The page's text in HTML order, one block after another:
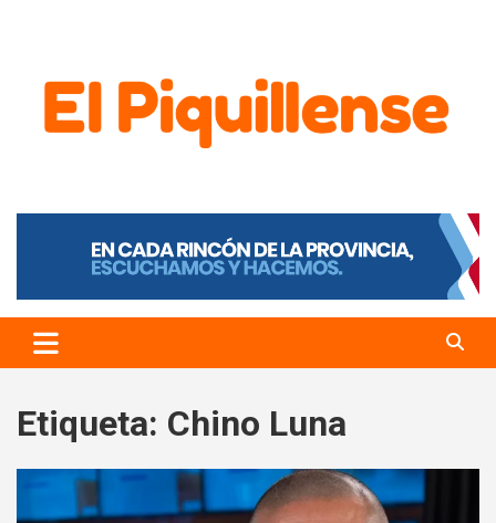
El Piquillense
Etiqueta: Chino Luna